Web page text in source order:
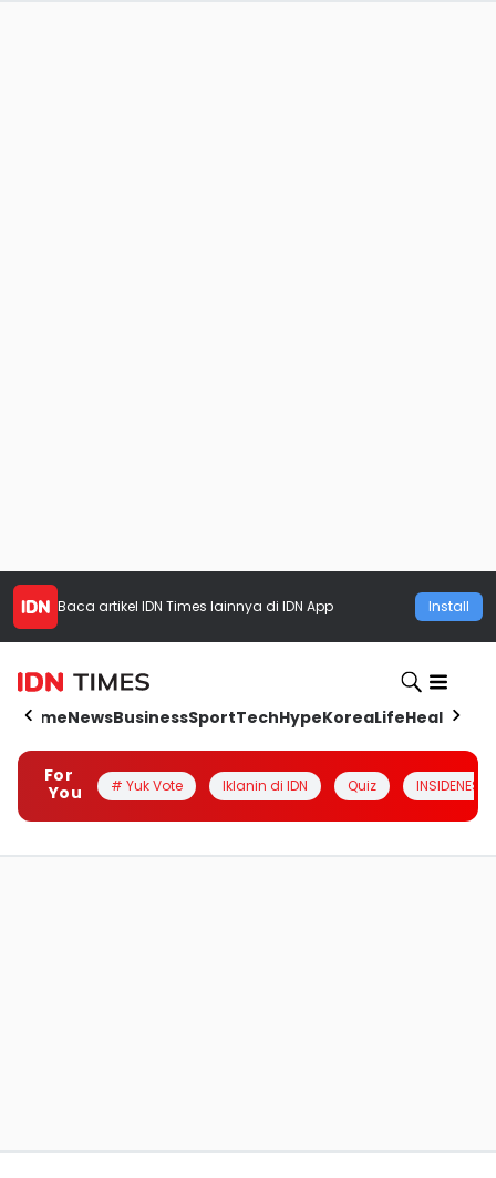
Baca artikel IDN Times lainnya di IDN App Install
HomeNewsBusinessSportTechHypeKoreaLifeHealth
For
You
# Yuk Vote Iklanin di IDN Quiz INSIDENESIA